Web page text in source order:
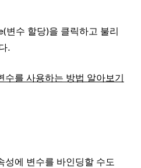
(변수 할당)을 클릭하고 불리
.
를 사용하는 방법 알아보기
성에 변수를 바인딩할 수도